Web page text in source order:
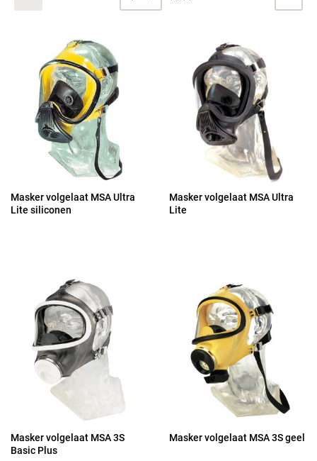
Masker volgelaat MSA Ultra
Lite siliconen
Masker volgelaat MSA Ultra
Lite
Masker volgelaat MSA 3S
Basic Plus
Masker volgelaat MSA 3S geel